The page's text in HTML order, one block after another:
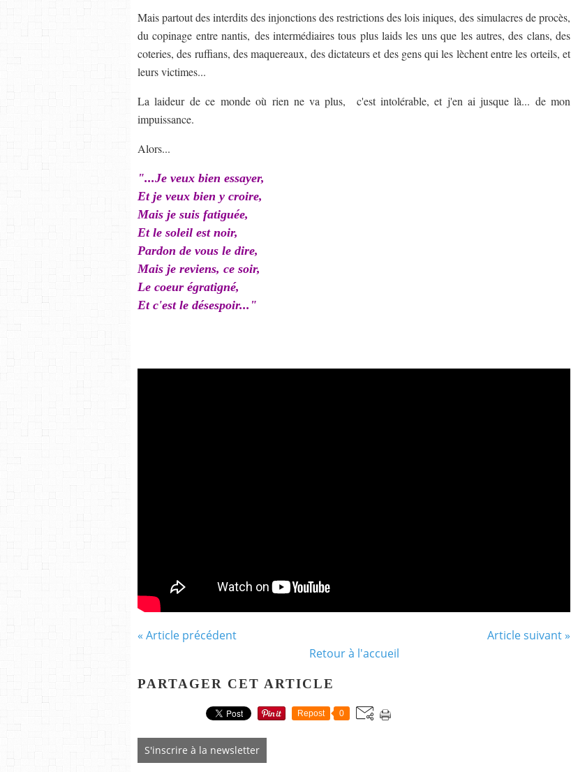
Mais partout des interdits des injonctions des restrictions des lois iniques, des simulacres de procès,
du copinage entre nantis, des intermédiaires tous plus laids les uns que les autres, des clans, des
coteries, des ruffians, des maquereaux, des dictateurs et des gens qui les lèchent entre les orteils, et
leurs victimes...
La laideur de ce monde où rien ne va plus, c'est intolérable, et j'en ai jusque là... de mon
impuissance.
Alors...
"...Je veux bien essayer,
Et je veux bien y croire,
Mais je suis fatiguée,
Et le soleil est noir,
Pardon de vous le dire,
Mais je reviens, ce soir,
Le coeur égratigné,
Et c'est le désespoir..."
« Article précédent
Article suivant »
Retour à l'accueil
PARTAGER CET ARTICLE
Repost 0
S'inscrire à la newsletter